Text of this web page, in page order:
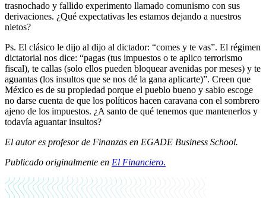
trasnochado y fallido experimento llamado comunismo con sus
derivaciones. ¿Qué expectativas les estamos dejando a nuestros
nietos?
Ps. El clásico le dijo al dijo al dictador: “comes y te vas”. El régimen
dictatorial nos dice: “pagas (tus impuestos o te aplico terrorismo
fiscal), te callas (solo ellos pueden bloquear avenidas por meses) y te
aguantas (los insultos que se nos dé la gana aplicarte)”. Creen que
México es de su propiedad porque el pueblo bueno y sabio escoge
no darse cuenta de que los políticos hacen caravana con el sombrero
ajeno de los impuestos. ¿A santo de qué tenemos que mantenerlos y
todavía aguantar insultos?
El autor es profesor de Finanzas en EGADE Business School.
Publicado originalmente en El Financiero.